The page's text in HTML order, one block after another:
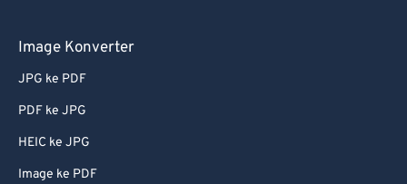
Image Konverter
JPG ke PDF
PDF ke JPG
HEIC ke JPG
Image ke PDF